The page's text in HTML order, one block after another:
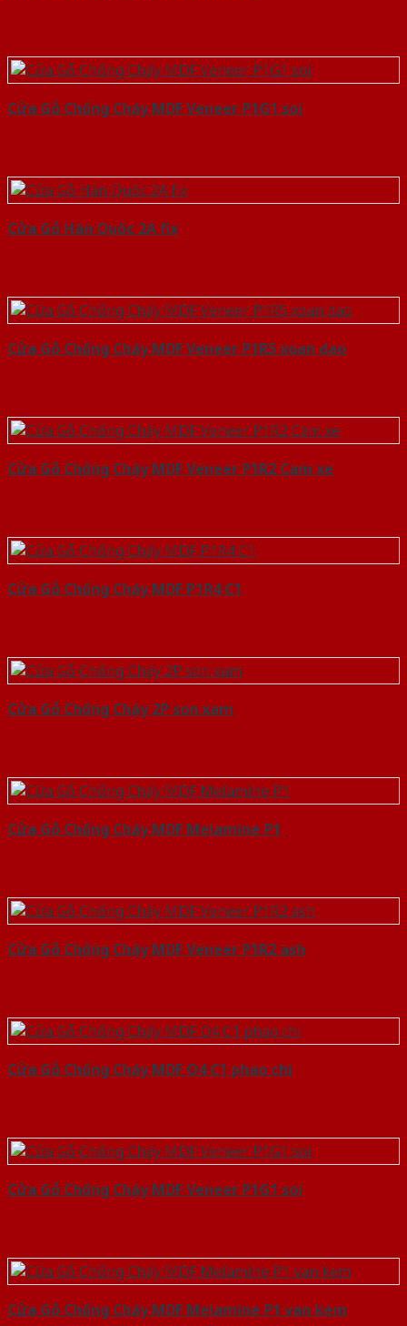
Cửa Gỗ Chống Cháy MDF Veneer P1G1 soi
Cửa Gỗ Hàn Quốc 2A fix
Cửa Gỗ Chống Cháy MDF Veneer P1R5 xoan dao
Cửa Gỗ Chống Cháy MDF Veneer P1R2 Cam xe
Cửa Gỗ Chống Cháy MDF P1R4 C1
Cửa Gỗ Chống Cháy 2P son xam
Cửa Gỗ Chống Cháy MDF Melamine P1
Cửa Gỗ Chống Cháy MDF Veneer P1R2 ash
Cửa Gỗ Chống Cháy MDF O4 C1 phao chi
Cửa Gỗ Chống Cháy MDF Veneer P1G1 soi
Cửa Gỗ Chống Cháy MDF Melamine P1 van kem